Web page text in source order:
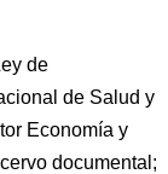
de
de Salud y
Economía y
documental;